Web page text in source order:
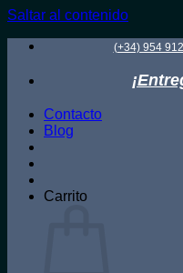
Saltar al contenido
(+34) 954
Contacto
Blog
Carrito